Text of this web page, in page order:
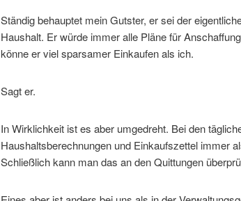
Ständig behauptet mein Gutster, er sei der
Haushalt. Er würde immer alle Pläne für
könne er viel sparsamer Einkaufen als ich.
Sagt er.
In Wirklichkeit ist es aber umgedreht. Bei den
Haushaltsberechnungen und Einkaufszettel immer
Schließlich kann man das an den Quittungen